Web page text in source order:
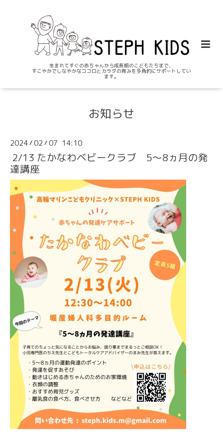
生まれてすぐの赤ちゃんから成長期のこどもたちまで、
すこやかでしなやかなココロとカラダの育みを多角的にサポートしてい
ます。
お知らせ
2024/02 /07 14:10
2/13 たかなわベビークラブ 5～8ヵ月の発
達講座